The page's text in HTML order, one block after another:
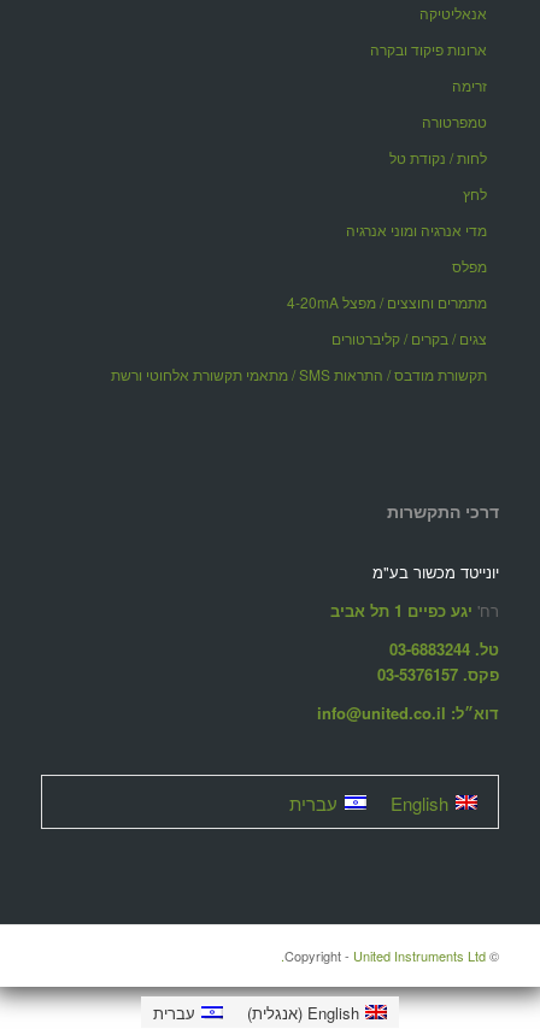
אנאליטיקה
ארונות פיקוד ובקרה
זרימה
טמפרטורה
לחות / נקודת טל
לחץ
מדי אנרגיה ומוני אנרגיה
מפלס
מתמרים וחוצצים / מפצל 4-20mA
צגים / בקרים / קליברטורים
תקשורת מודבס / התראות SMS / מתאמי תקשורת אלחוטי ורשת
דרכי התקשרות
יונייטד מכשור בע"מ
רח' יגע כפיים 1 תל אביב
טל. 03-6883244
פקס. 03-5376157
דוא״ל: info@united.co.il
English עברית
© ‫Copyright -
United Instruments Ltd.
English
(אנגלית) עברית